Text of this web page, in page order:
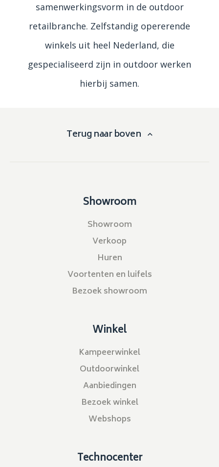
samenwerkingsvorm in de outdoor
retailbranche. Zelfstandig opererende
winkels uit heel Nederland, die
gespecialiseerd zijn in outdoor werken
hierbij samen.
Terug naar boven
Showroom
Showroom
Verkoop
Huren
Voortenten en luifels
Bezoek showroom
Winkel
Kampeerwinkel
Outdoorwinkel
Aanbiedingen
Bezoek winkel
Webshops
Technocenter